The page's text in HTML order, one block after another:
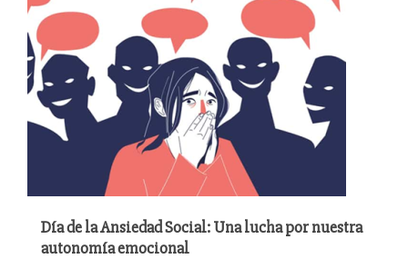
Día de la Ansiedad Social: Una lucha por nuestra
autonomía emocional